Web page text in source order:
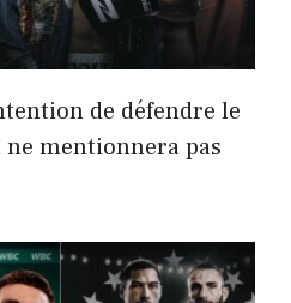
de défendre le
mentionnera pas